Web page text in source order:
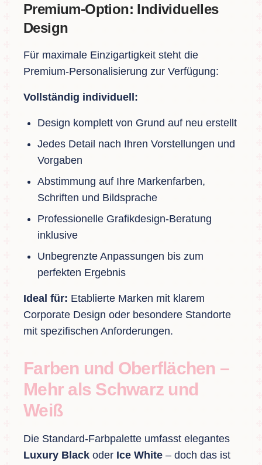
Premium-Option: Individuelles
Design
Für maximale Einzigartigkeit steht die
Premium-Personalisierung zur Verfügung:
Vollständig individuell:
Design komplett von Grund auf neu erstellt
Jedes Detail nach Ihren Vorstellungen und
Vorgaben
Abstimmung auf Ihre Markenfarben,
Schriften und Bildsprache
Professionelle Grafikdesign-Beratung
inklusive
Unbegrenzte Anpassungen bis zum
perfekten Ergebnis
Ideal für: Etablierte Marken mit klarem
Corporate Design oder besondere Standorte
mit spezifischen Anforderungen.
Farben und Oberflächen –
Mehr als Schwarz und
Weiß
Die Standard-Farbpalette umfasst elegantes
Luxury Black oder Ice White – doch das ist